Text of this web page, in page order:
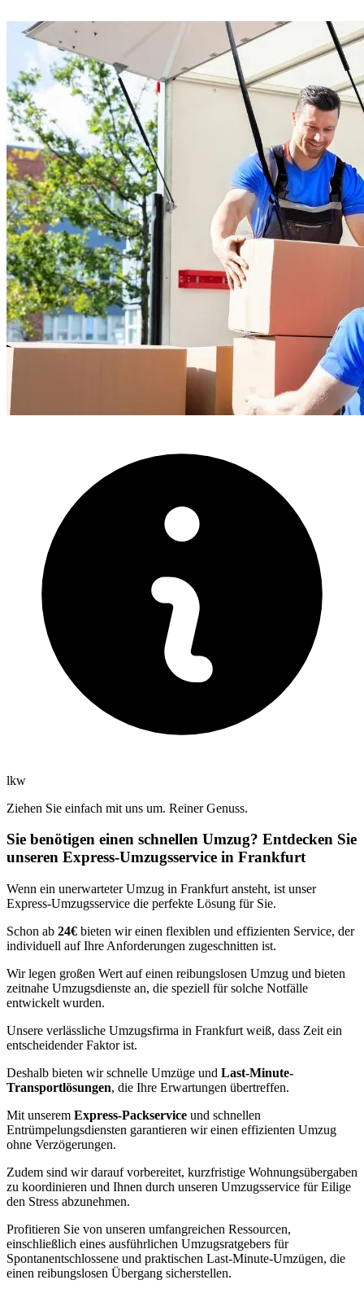
lkw
Ziehen Sie einfach mit uns um. Reiner Genuss.
Sie benötigen einen schnellen Umzug? Entdecken Sie
unseren Express-Umzugsservice in Frankfurt
Wenn ein unerwarteter Umzug in Frankfurt ansteht, ist unser
Express-Umzugsservice die perfekte Lösung für Sie.
Schon ab 24€ bieten wir einen flexiblen und effizienten Service, der
individuell auf Ihre Anforderungen zugeschnitten ist.
Wir legen großen Wert auf einen reibungslosen Umzug und bieten
zeitnahe Umzugsdienste an, die speziell für solche Notfälle
entwickelt wurden.
Unsere verlässliche Umzugsfirma in Frankfurt weiß, dass Zeit ein
entscheidender Faktor ist.
Deshalb bieten wir schnelle Umzüge und Last-Minute-
Transportlösungen, die Ihre Erwartungen übertreffen.
Mit unserem Express-Packservice und schnellen
Entrümpelungsdiensten garantieren wir einen effizienten Umzug
ohne Verzögerungen.
Zudem sind wir darauf vorbereitet, kurzfristige Wohnungsübergaben
zu koordinieren und Ihnen durch unseren Umzugsservice für Eilige
den Stress abzunehmen.
Profitieren Sie von unseren umfangreichen Ressourcen,
einschließlich eines ausführlichen Umzugsratgebers für
Spontanentschlossene und praktischen Last-Minute-Umzügen, die
einen reibungslosen Übergang sicherstellen.